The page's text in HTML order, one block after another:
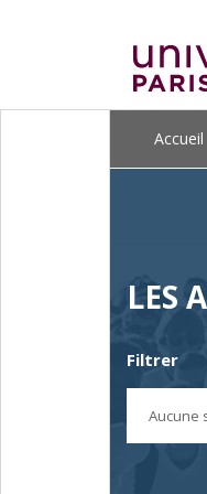
Accueil
LES
Filtrer
Aucune